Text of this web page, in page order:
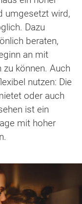
umgesetzt wird,
Dazu
beraten,
an mit
können. Auch
nutzen: Die
oder auch
ist ein
mit hoher